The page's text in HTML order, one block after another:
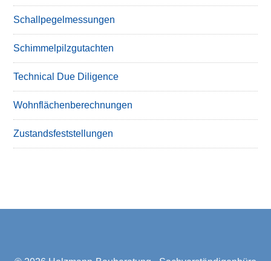
Schallpegelmessungen
Schimmelpilzgutachten
Technical Due Diligence
Wohnflächenberechnungen
Zustandsfeststellungen